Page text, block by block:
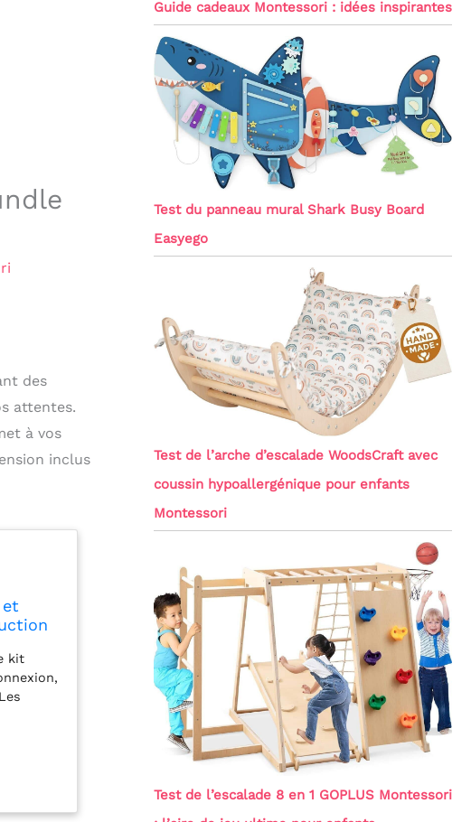
des
attentes.
à vos
inclus
et
kit
après
au
Guide cadeaux Montessori : idées inspirantes
Test du panneau mural Shark Busy Board
Easyego
Test de l’arche d’escalade WoodsCraft avec
coussin hypoallergénique pour enfants
Montessori
Test de l’escalade 8 en 1 GOPLUS Montessori